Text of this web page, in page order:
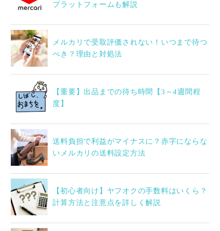
プラットフォームも解説
メルカリで受取評価されない！いつまで待つ
べき？理由と対処法
【重要】出品までの待ち時間【3～4週間程
度】
送料負担で利益がマイナスに？赤字にならな
いメルカリの送料設定方法
【初心者向け】ヤフオクの手数料はいくら？
計算方法と注意点を詳しく解説